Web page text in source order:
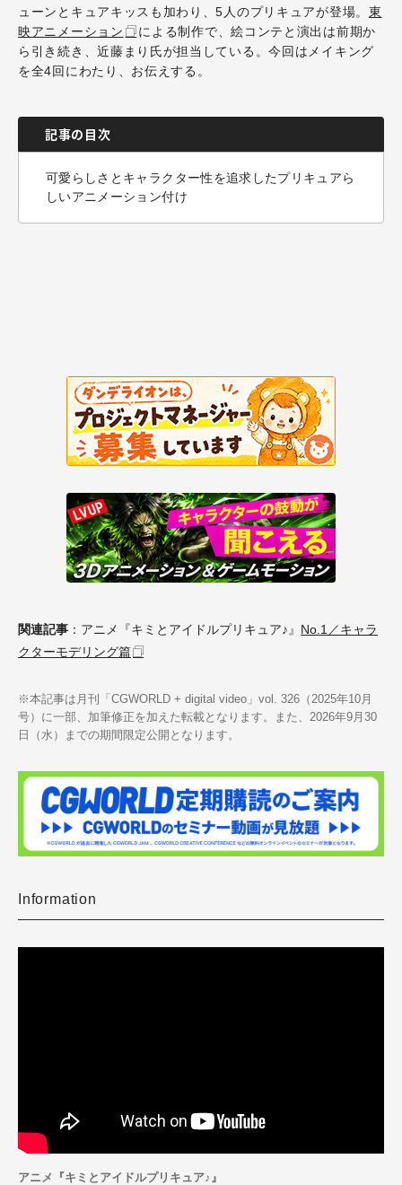
ューンとキュアキッスも加わり、5人のプリキュアが登場。 東
映アニメーション
による制作で、絵コンテと演出は前期か
ら引き続き、近藤まり氏が担当している。今回はメイキング
を全4回にわたり、お伝えする。
記事の目次
可愛らしさとキャラクター性を追求したプリキュアら
しいアニメーション付け
関連記事 ：アニメ『キミとアイドルプリキュア♪』 No.1／キャラ
クターモデリング篇
※本記事は月刊「CGWORLD + digital video」vol. 326（2025年10月
号）に一部、加筆修正を加えた転載となります。また、2026年9月30
日（水）までの期間限定公開となります。
Information
アニメ『キミとアイドルプリキュア♪』